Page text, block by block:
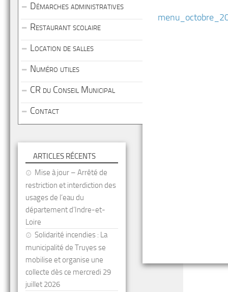
Démarches administratives
Restaurant scolaire
Location de salles
Numéro utiles
CR du Conseil Municipal
Contact
ARTICLES RÉCENTS
Mise à jour – Arrêté de
restriction et interdiction des
usages de l’eau du
département d’Indre-et-
Loire
Solidarité incendies : La
municipalité de Truyes se
mobilise et organise une
collecte dès ce mercredi 29
juillet 2026